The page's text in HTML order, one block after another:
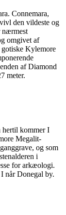
Connemara,
den vildeste og
nærmest
omgivet af
Kylemore
af Diamond
meter.
hertil kommer I
Megalit-
og som
i
for arkæologi.
når Donegal by.